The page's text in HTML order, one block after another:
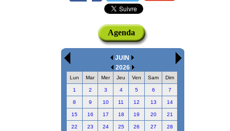
Agenda
JUIN
2026
Lun Mar Mer Jeu Ven Sam Dim
1 2 3 4 5 6 7
8 9 10 11 12 13 14
15 16 17 18 19 20 21
22 23 24 25 26 27 28